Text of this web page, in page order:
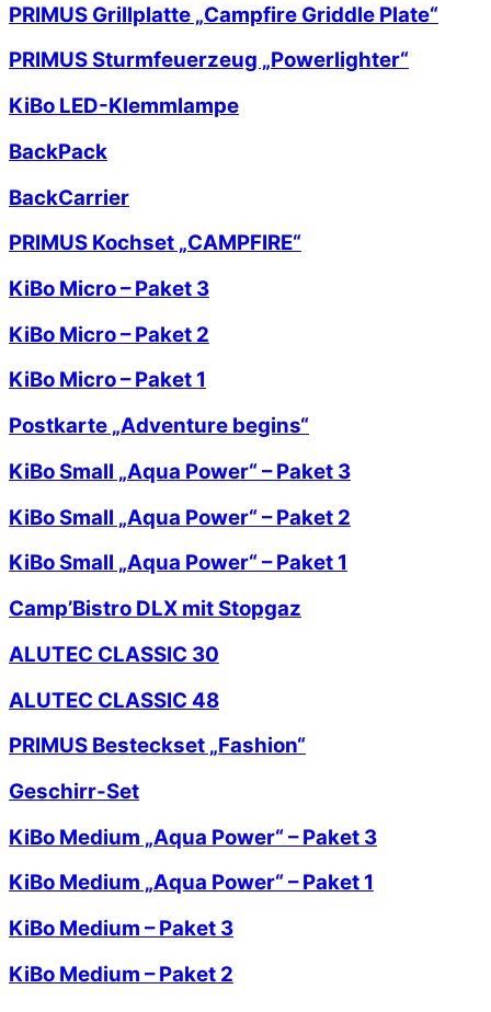
PRIMUS Grillplatte „Campfire Griddle Plate“
PRIMUS Sturmfeuerzeug „Powerlighter“
KiBo LED-Klemmlampe
BackPack
BackCarrier
PRIMUS Kochset „CAMPFIRE“
KiBo Micro – Paket 3
KiBo Micro – Paket 2
KiBo Micro – Paket 1
Postkarte „Adventure begins“
KiBo Small „Aqua Power“ – Paket 3
KiBo Small „Aqua Power“ – Paket 2
KiBo Small „Aqua Power“ – Paket 1
Camp’Bistro DLX mit Stopgaz
ALUTEC CLASSIC 30
ALUTEC CLASSIC 48
PRIMUS Besteckset „Fashion“
Geschirr-Set
KiBo Medium „Aqua Power“ – Paket 3
KiBo Medium „Aqua Power“ – Paket 1
KiBo Medium – Paket 3
KiBo Medium – Paket 2